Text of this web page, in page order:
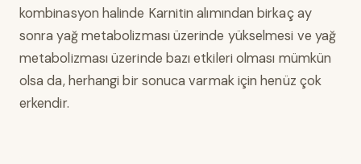
kombinasyon halinde Karnitin alımından birkaç ay
sonra yağ metabolizması üzerinde yükselmesi ve yağ
metabolizması üzerinde bazı etkileri olması mümkün
olsa da, herhangi bir sonuca varmak için henüz çok
erkendir.